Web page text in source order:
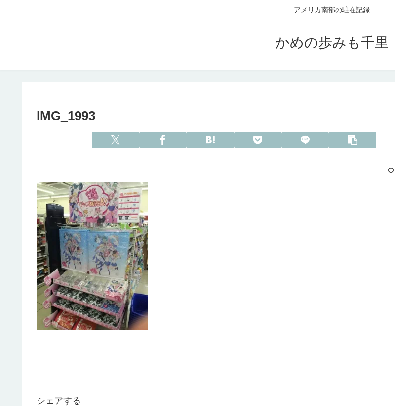
アメリカ南部の駐在記録
かめの歩みも千里
IMG_1993
シェアする